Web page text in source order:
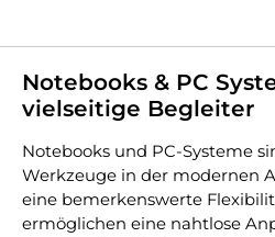
Notebooks & PC
vielseitige Begleiter
Notebooks und PC-Systeme
Werkzeuge in der modernen
eine bemerkenswerte
ermöglichen eine nahtlose